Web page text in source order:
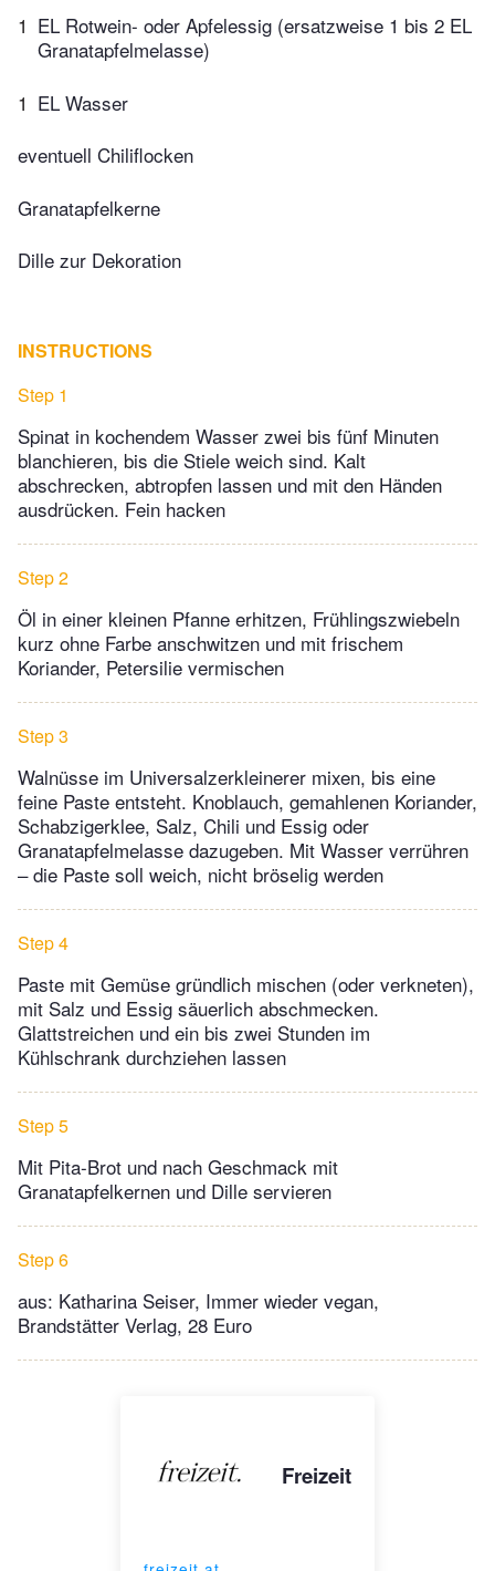
1 EL Rotwein- oder Apfelessig (ersatzweise 1 bis 2 EL
Granatapfelmelasse)
1 EL Wasser
eventuell Chiliflocken
Granatapfelkerne
Dille zur Dekoration
INSTRUCTIONS
Step 1
Spinat in kochendem Wasser zwei bis fünf Minuten
blanchieren, bis die Stiele weich sind. Kalt
abschrecken, abtropfen lassen und mit den Händen
ausdrücken. Fein hacken
Step 2
Öl in einer kleinen Pfanne erhitzen, Frühlingszwiebeln
kurz ohne Farbe anschwitzen und mit frischem
Koriander, Petersilie vermischen
Step 3
Walnüsse im Universalzerkleinerer mixen, bis eine
feine Paste entsteht. Knoblauch, gemahlenen Koriander,
Schabzigerklee, Salz, Chili und Essig oder
Granatapfelmelasse dazugeben. Mit Wasser verrühren
– die Paste soll weich, nicht bröselig werden
Step 4
Paste mit Gemüse gründlich mischen (oder verkneten),
mit Salz und Essig säuerlich abschmecken.
Glattstreichen und ein bis zwei Stunden im
Kühlschrank durchziehen lassen
Step 5
Mit Pita-Brot und nach Geschmack mit
Granatapfelkernen und Dille servieren
Step 6
aus: Katharina Seiser, Immer wieder vegan,
Brandstätter Verlag, 28 Euro
Freizeit